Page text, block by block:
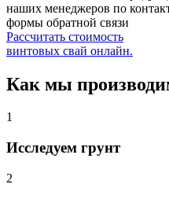
наших менеджеров по
формы обратной связи
Рассчитать стоимость
винтовых свай онлайн.
Как мы
1
Исследуем грунт
2